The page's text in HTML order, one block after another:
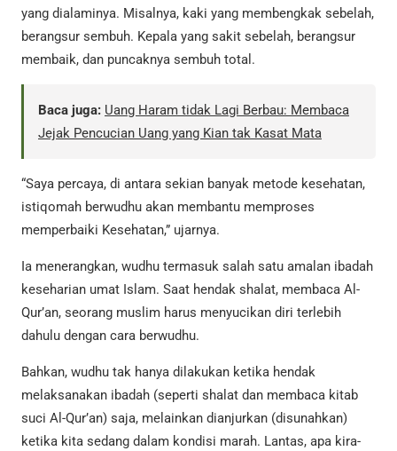
yang dialaminya. Misalnya, kaki yang membengkak sebelah,
berangsur sembuh. Kepala yang sakit sebelah, berangsur
membaik, dan puncaknya sembuh total.
Baca juga: Uang Haram tidak Lagi Berbau: Membaca
Jejak Pencucian Uang yang Kian tak Kasat Mata
“Saya percaya, di antara sekian banyak metode kesehatan,
istiqomah berwudhu akan membantu memproses
memperbaiki Kesehatan,” ujarnya.
Ia menerangkan, wudhu termasuk salah satu amalan ibadah
keseharian umat Islam. Saat hendak shalat, membaca Al-
Qur’an, seorang muslim harus menyucikan diri terlebih
dahulu dengan cara berwudhu.
Bahkan, wudhu tak hanya dilakukan ketika hendak
melaksanakan ibadah (seperti shalat dan membaca kitab
suci Al-Qur’an) saja, melainkan dianjurkan (disunahkan)
ketika kita sedang dalam kondisi marah. Lantas, apa kira-